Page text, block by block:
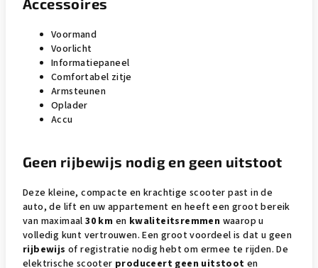
Accessoires
Voormand
Voorlicht
Informatiepaneel
Comfortabel zitje
Armsteunen
Oplader
Accu
Geen rijbewijs nodig en geen uitstoot
Deze kleine, compacte en krachtige scooter past in de
auto, de lift en uw appartement en heeft een groot bereik
van maximaal30 km en kwaliteitsremmen waarop u
volledig kunt vertrouwen. Een groot voordeel is dat u geen
rijbewijs of registratie nodig hebt om ermee te rijden. De
elektrische scooter produceert geen uitstoot en